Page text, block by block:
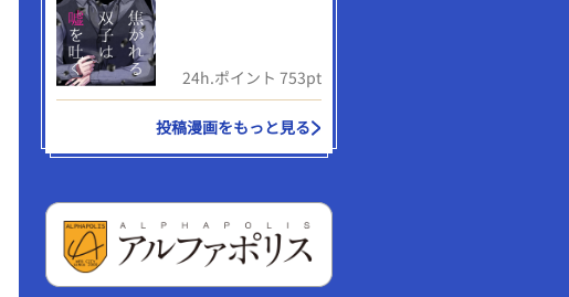
24h.ポイント 753pt
投稿漫画をもっと見る